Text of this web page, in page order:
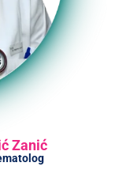
Zanić